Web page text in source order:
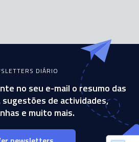
DIÁRIO
no seu e-mail o resumo das
sugestões de actividades,
e muito mais.